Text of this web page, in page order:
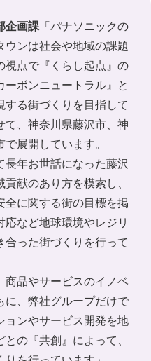
企画課「パナソニックの
ウンは社会や地域の課題
視点で『くらし起点』の
ボンニュートラル』と
する街づくりを目指して
て、神奈川県藤沢市、神
展開しています。
年お世話になった藤沢
献のあり方を模索し、
全に関する街の目標を掲
など地球環境やレジリ
合った街づくりを行って
品やサービスのイノベ
に、弊社グループだけで
ョンやサービス開発を地
の『共創』によって、